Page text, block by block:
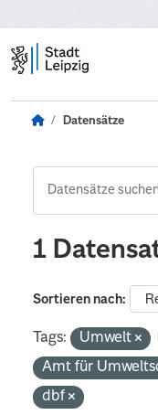
Datensätze
1
Sortieren nach
Tags: Umwelt
Amt für
dbf